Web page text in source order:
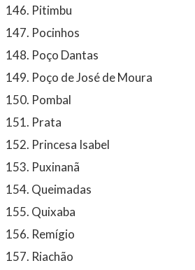
Pitimbu
Pocinhos
Poço Dantas
Poço de José de Moura
Pombal
Prata
Princesa Isabel
Puxinanã
Queimadas
Quixaba
Remígio
Riachão